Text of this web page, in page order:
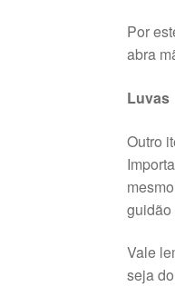
Por
abra
Luvas
Outro
guidão
Vale
seja